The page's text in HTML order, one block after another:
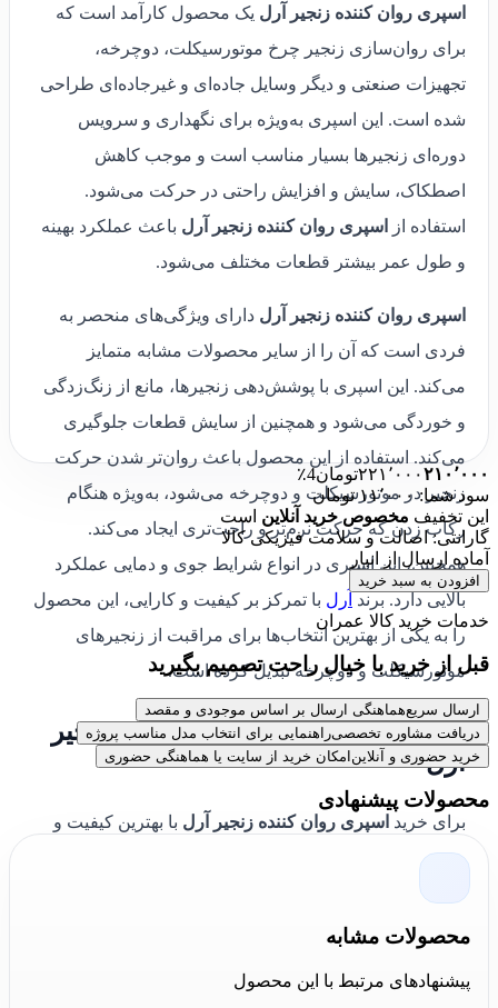
اسپری روان کننده زنجیر آرل یک محصول کارآمد است که
برای روان‌سازی زنجیر چرخ موتورسیکلت، دوچرخه،
تجهیزات صنعتی و دیگر وسایل جاده‌ای و غیرجاده‌ای طراحی
شده است. این اسپری به‌ویژه برای نگهداری و سرویس
دوره‌ای زنجیرها بسیار مناسب است و موجب کاهش
اصطکاک، سایش و افزایش راحتی در حرکت می‌شود.
استفاده از
اسپری روان کننده زنجیر آرل باعث عملکرد بهینه
و طول عمر بیشتر قطعات مختلف می‌شود.
اسپری روان کننده زنجیر آرل دارای ویژگی‌های منحصر به
فردی است که آن را از سایر محصولات مشابه متمایز
می‌کند. این اسپری با پوشش‌دهی زنجیرها، مانع از زنگ‌زدگی
و خوردگی می‌شود و همچنین از سایش قطعات جلوگیری
می‌کند. استفاده از این محصول باعث روان‌تر شدن حرکت
زنجیر در موتورسیکلت و دوچرخه می‌شود، به‌ویژه هنگام
رکاب زدن که حرکت نرم‌تر و راحت‌تری ایجاد می‌کند.
همچنین، این اسپری در انواع شرایط جوی و دمایی عملکرد
بالایی دارد. برند آرل با تمرکز بر کیفیت و کارایی، این محصول
را به یکی از بهترین انتخاب‌ها برای مراقبت از زنجیرهای
موتورسیکلت و دوچرخه تبدیل کرده است.
خرید و قیمت اسپری روان کننده زنجیر
آرل
برای خرید اسپری روان کننده زنجیر آرل با بهترین کیفیت و
قیمت مناسب، می‌توانید به فروشگاه کالاعمران مراجعه کنید
یا به صورت آنلاین از قیمت محصولات مطلع شده و سفارش
خود را ثبت نمایید. این فروشگاه معتبر با ارائه قیمت اسپری
۲۲۱٬۰۰۰۲۱۰٬۰۰۰ تومان4٪
سود شما: ۱۱٬۰۰۰ تومان
این تخفیف مخصوص خرید آنلاین است
گارانتی: اصالت و سلامت فیزیکی کالا
آماده ارسال از انبار
افزودن به سبد خرید
خدمات خرید کالا عمران
قبل از خرید با خیال راحت تصمیم بگیرید
ارسال سریعهماهنگی ارسال بر اساس موجودی و مقصد
دریافت مشاوره تخصصیراهنمایی برای انتخاب مدل مناسب پروژه
خرید حضوری و آنلاینامکان خرید از سایت یا هماهنگی حضوری
محصولات پیشنهادی
محصولات مشابه
پیشنهادهای مرتبط با این محصول